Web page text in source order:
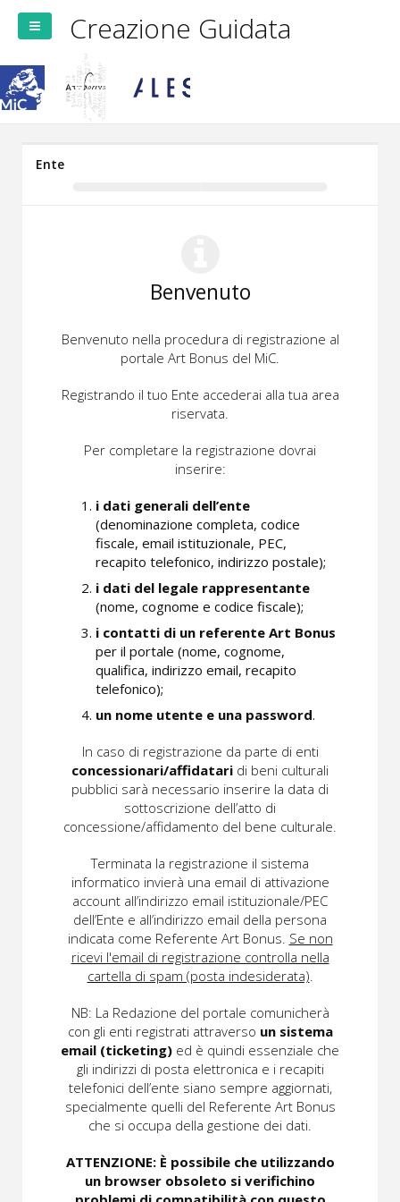
Creazione Guidata
Ente
Benvenuto
Benvenuto nella procedura di registrazione al
portale Art Bonus del MiC.
Registrando il tuo Ente accederai alla tua area
riservata.
Per completare la registrazione dovrai
inserire:
i dati generali dell’ente
(denominazione completa, codice
fiscale, email istituzionale, PEC,
recapito telefonico, indirizzo postale);
i dati del legale rappresentante
(nome, cognome e codice fiscale);
i contatti di un referente Art Bonus
per il portale (nome, cognome,
qualifica, indirizzo email, recapito
telefonico);
un nome utente e una password.
In caso di registrazione da parte di enti
concessionari/affidatari di beni culturali
pubblici sarà necessario inserire la data di
sottoscrizione dell’atto di
concessione/affidamento del bene culturale.
Terminata la registrazione il sistema
informatico invierà una email di attivazione
account all’indirizzo email istituzionale/PEC
dell’Ente e all’indirizzo email della persona
indicata come Referente Art Bonus. Se non
ricevi l'email di registrazione controlla nella
cartella di spam (posta indesiderata)
NB: La Redazione del portale comunicherà
con gli enti registrati attraverso un sistema
email (ticketing) ed è quindi essenziale che
gli indirizzi di posta elettronica e i recapiti
telefonici dell’ente siano sempre aggiornati,
specialmente quelli del Referente Art Bonus
che si occupa della gestione dei dati.
ATTENZIONE: È possibile che utilizzando
un browser obsoleto si verifichino